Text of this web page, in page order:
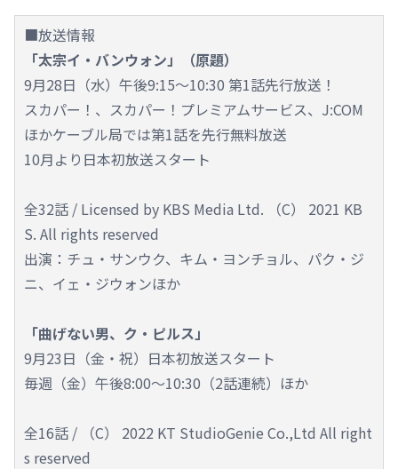
■放送情報
「太宗イ・バンウォン」（原題）
9月28日（水）午後9:15～10:30 第1話先行放送！
スカパー！、スカパー！プレミアムサービス、J:COM
ほかケーブル局では第1話を先行無料放送
10月より日本初放送スタート
全32話 / Licensed by KBS Media Ltd. （C） 2021 KB
S. All rights reserved
出演：チュ・サンウク、キム・ヨンチョル、パク・ジ
ニ、イェ・ジウォンほか
「曲げない男、ク・ピルス」
9月23日（金・祝）日本初放送スタート
毎週（金）午後8:00～10:30（2話連続）ほか
全16話 / （C） 2022 KT StudioGenie Co.,Ltd All right
s reserved